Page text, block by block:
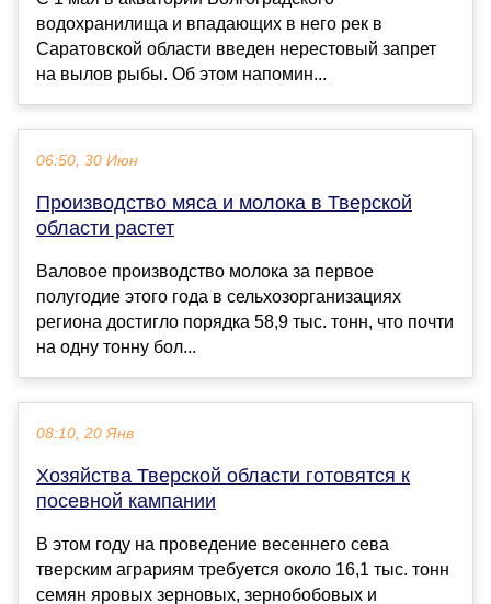
водохранилища и впадающих в него рек в
Саратовской области введен нерестовый запрет
на вылов рыбы. Об этом напомин...
06:50, 30 Июн
Производство мяса и молока в Тверской
области растет
Валовое производство молока за первое
полугодие этого года в сельхозорганизациях
региона достигло порядка 58,9 тыс. тонн, что почти
на одну тонну бол...
08:10, 20 Янв
Хозяйства Тверской области готовятся к
посевной кампании
В этом году на проведение весеннего сева
тверским аграриям требуется около 16,1 тыс. тонн
семян яровых зерновых, зернобобовых и